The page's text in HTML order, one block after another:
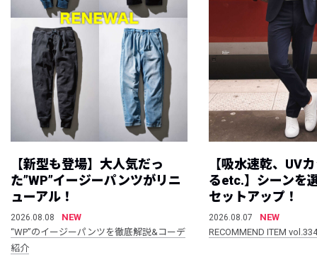
【新型も登場】大人気だっ
た”WP”イージーパンツがリニ
ューアル！
2026.08.08
NEW
“WP”のイージーパンツを徹底解説&コーデ
紹介
【吸水速乾、UV
るetc.】シーンを
セットアップ！
2026.08.07
NEW
RECOMMEND ITEM vol.334